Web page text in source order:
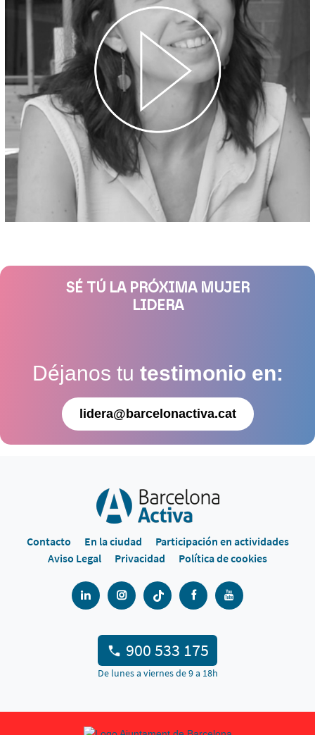
SÉ TÚ LA PRÓXIMA MUJER
LIDERA
Déjanos tu testimonio en:
lidera@barcelonactiva.cat
Contacto En la ciudad
Participación en actividades
Aviso Legal
Privacidad Política de cookies
900 533 175
De lunes a viernes de 9 a 18h